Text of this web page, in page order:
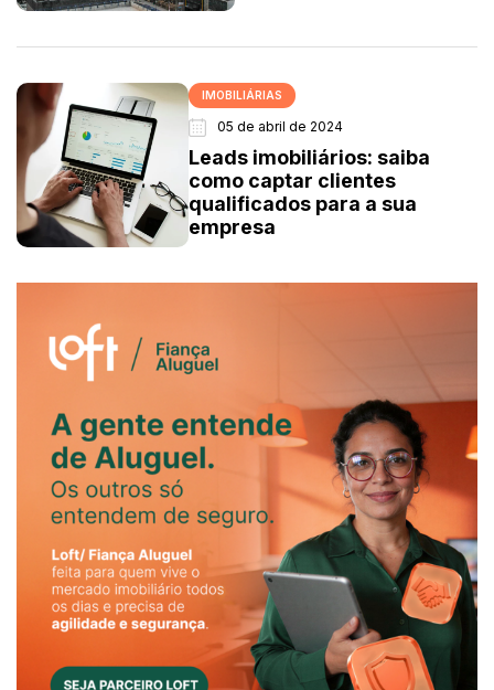
IMOBILIÁRIAS
05 de abril de 2024
Leads imobiliários: saiba
como captar clientes
qualificados para a sua
empresa